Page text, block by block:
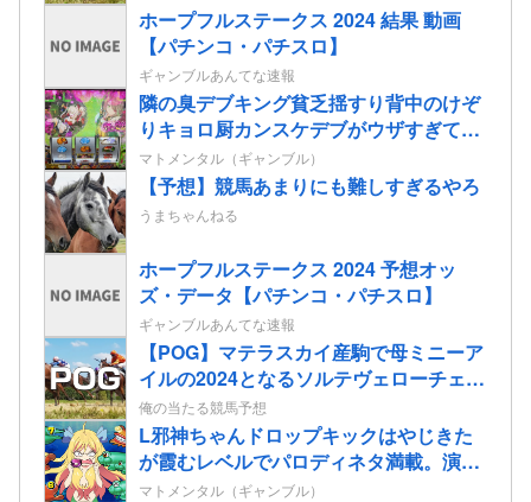
ホープフルステークス 2024 結果 動画
【パチンコ・パチスロ】
ギャンブルあんてな速報
隣の臭デブキング貧乏揺すり背中のけぞ
りキョロ厨カンスケデブがウザすぎて心
が折れそう…
マトメンタル（ギャンブル）
【予想】競馬あまりにも難しすぎるやろ
うまちゃんねる
ホープフルステークス 2024 予想オッ
ズ・データ【パチンコ・パチスロ】
ギャンブルあんてな速報
【POG】マテラスカイ産駒で母ミニーア
イルの2024となるソルテヴェローチェの
2歳情報
俺の当たる競馬予想
L邪神ちゃんドロップキックはやじきた
が霞むレベルでパロディネタ満載。演出
面白いのに台がキツいよ…
マトメンタル（ギャンブル）